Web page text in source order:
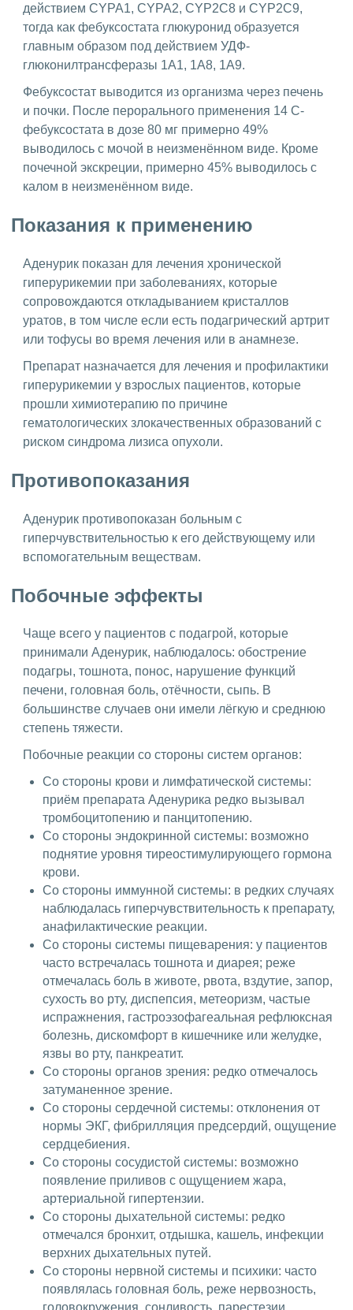
действием CYРА1, CYРА2, CYP2С8 и CYP2С9,
тогда как фебуксостата глюкуронид образуется
главным образом под действием УДФ-
глюконилтрансферазы 1А1, 1А8, 1А9.
Фебуксостат выводится из организма через печень
и почки. После перорального применения 14 С-
фебуксостата в дозе 80 мг примерно 49%
выводилось с мочой в неизменённом виде. Кроме
почечной экскреции, примерно 45% выводилось с
калом в неизменённом виде.
Показания к применению
Аденурик показан для лечения хронической
гиперурикемии при заболеваниях, которые
сопровождаются откладыванием кристаллов
уратов, в том числе если есть подагрический артрит
или тофусы во время лечения или в анамнезе.
Препарат назначается для лечения и профилактики
гиперурикемии у взрослых пациентов, которые
прошли химиотерапию по причине
гематологических злокачественных образований с
риском синдрома лизиса опухоли.
Противопоказания
Аденурик противопоказан больным с
гиперчувствительностью к его действующему или
вспомогательным веществам.
Побочные эффекты
Чаще всего у пациентов с подагрой, которые
принимали Аденурик, наблюдалось: обострение
подагры, тошнота, понос, нарушение функций
печени, головная боль, отёчности, сыпь. В
большинстве случаев они имели лёгкую и среднюю
степень тяжести.
Побочные реакции со стороны систем органов:
Со стороны крови и лимфатической системы:
приём препарата Аденурика редко вызывал
тромбоцитопению и панцитопению.
Со стороны эндокринной системы: возможно
поднятие уровня тиреостимулирующего гормона
крови.
Со стороны иммунной системы: в редких случаях
наблюдалась гиперчувствительность к препарату,
анафилактические реакции.
Со стороны системы пищеварения: у пациентов
часто встречалась тошнота и диарея; реже
отмечалась боль в животе, рвота, вздутие, запор,
сухость во рту, диспепсия, метеоризм, частые
испражнения, гастроэзофагеальная рефлюксная
болезнь, дискомфорт в кишечнике или желудке,
язвы во рту, панкреатит.
Со стороны органов зрения: редко отмечалось
затуманенное зрение.
Со стороны сердечной системы: отклонения от
нормы ЭКГ, фибрилляция предсердий, ощущение
сердцебиения.
Со стороны сосудистой системы: возможно
появление приливов с ощущением жара,
артериальной гипертензии.
Со стороны дыхательной системы: редко
отмечался бронхит, отдышка, кашель, инфекции
верхних дыхательных путей.
Со стороны нервной системы и психики: часто
появлялась головная боль, реже нервозность,